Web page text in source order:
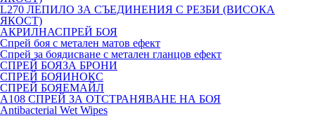
L270 ЛЕПИЛО ЗА СЪЕДИНЕНИЯ С РЕЗБИ (ВИСОКА
ЯКОСТ)
АКРИЛНАСПРЕЙ БОЯ
Спрей боя с метален матов ефект
Спрей за боядисване с метален гланцов ефект
СПРЕЙ БОЯЗА БРОНИ
СПРЕЙ БОЯИНОКС
СПРЕЙ БОЯЕМАЙЛ
A108 СПРЕЙ ЗА ОТСТРАНЯВАНЕ НА БОЯ
Antibacterial Wet Wipes